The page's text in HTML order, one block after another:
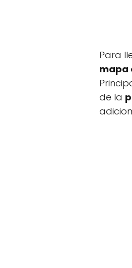
Para
mapa
de la